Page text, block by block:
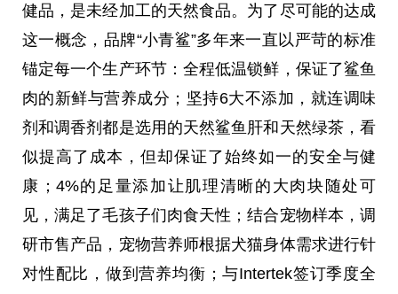
健品，是未经加工的天然食品。为了尽可能的达成
这一概念，品牌“小青鲨”多年来一直以严苛的标准
锚定每一个生产环节：全程低温锁鲜，保证了鲨鱼
肉的新鲜与营养成分；坚持6大不添加，就连调味
剂和调香剂都是选用的天然鲨鱼肝和天然绿茶，看
似提高了成本，但却保证了始终如一的安全与健
康；4%的足量添加让肌理清晰的大肉块随处可
见，满足了毛孩子们肉食天性；结合宠物样本，调
研市售产品，宠物营养师根据犬猫身体需求进行针
对性配比，做到营养均衡；与Intertek签订季度全